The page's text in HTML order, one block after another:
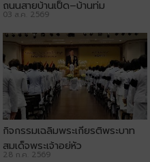
ถนนสายบ้านเป็ด–บ้านทุ่ม
03 ส.ค. 2569
กิจกรรมเฉลิมพระเกียรติพระบาท
สมเด็จพระเจ้าอยู่หัว
28 ก.ค. 2569